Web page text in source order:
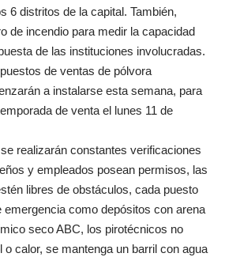
6 distritos de la capital. También,
de incendio para medir la capacidad
de las instituciones involucradas.
de ventas de pólvora
a instalarse esta semana, para
de venta el lunes 11 de
realizarán constantes verificaciones
y empleados posean permisos, las
libres de obstáculos, cada puesto
emergencia como depósitos con arena
seco ABC, los pirotécnicos no
calor, se mantenga un barril con agua